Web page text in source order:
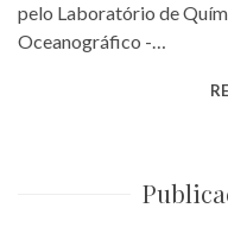
pelo Laboratório de
Oceanográfico -…